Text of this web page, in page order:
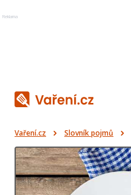
Reklama
Vaření.cz Slovník pojmů